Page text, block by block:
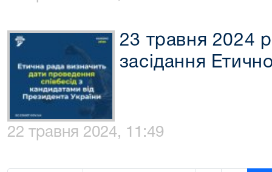
23 травня 2024
засідання
22 травня 2024, 11:49